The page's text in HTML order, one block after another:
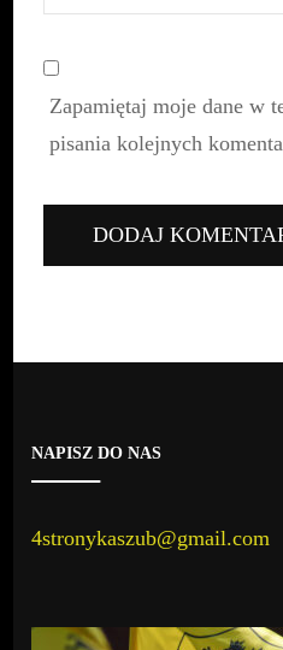
Zapamiętaj moje dane w
pisania kolejnych
NAPISZ DO NAS
4stronykaszub@gmail.com